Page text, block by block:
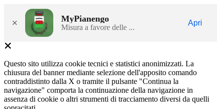
× MyPianengo
Misura a favore delle ...
Apri
Questo sito utilizza cookie tecnici e statistici anonimizzati. La
chiusura del banner mediante selezione dell'apposito comando
contraddistinto dalla X o tramite il pulsante "Continua la
navigazione" comporta la continuazione della navigazione in
assenza di cookie o altri strumenti di tracciamento diversi da quelli